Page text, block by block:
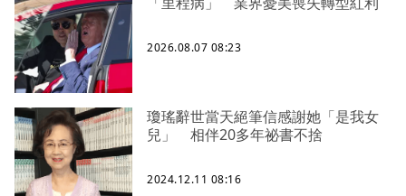
2026.08.07 08:23
瓊瑤辭世當天絕筆信感謝她「是我女
兒」 相伴20多年祕書不捨
2024.12.11 08:16